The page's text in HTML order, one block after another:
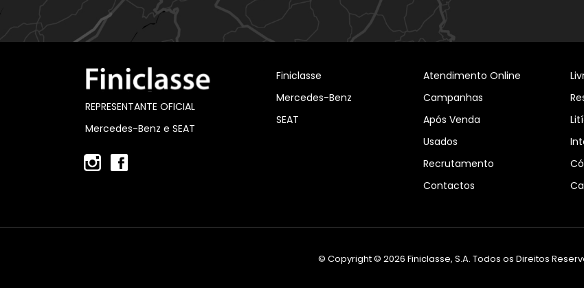
REPRESENTANTE OFICIAL
Mercedes-Benz e SEAT
Finiclasse
Mercedes-Benz
SEAT
Atendimento Online
Campanhas
Após Venda
Usados
Recrutamento
Contactos
© Copyright © 2026 Finiclasse, S.A. Todos os Direitos